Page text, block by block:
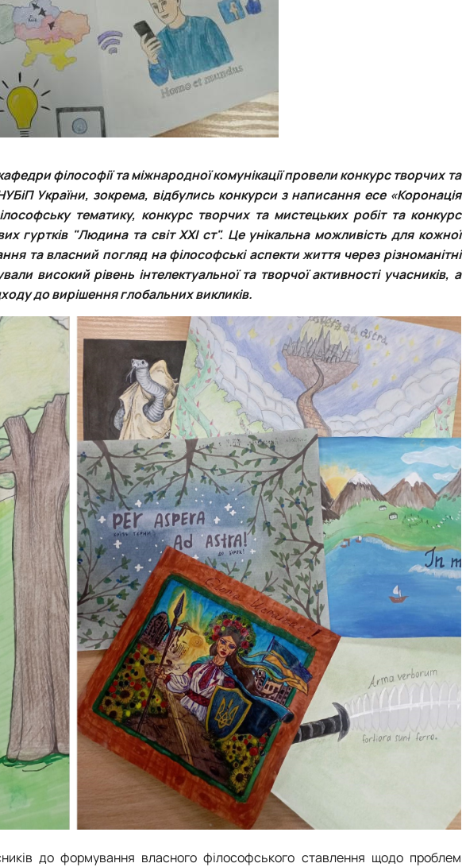
філософії та міжнародної комунікації провели конкурс творчих та
України, зокрема, відбулись конкурси з написання есе «Коронація
тематику, конкурс творчих та мистецьких робіт та конкурс
гуртків"Людина та світ XXI ст". Це унікальна можливість для кожної
та власний погляд на філософські аспекти життя через різноманітні
високий рівень інтелектуальної та творчої активності учасників, а
до вирішення глобальних викликів.
до формування власного філософського ставлення щодо проблем